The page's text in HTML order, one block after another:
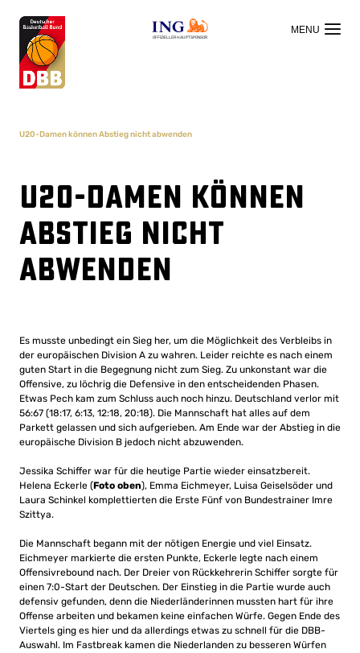
OFFIZIELLER HAUPTSPONSOR
U20-Damen können Abstieg nicht abwenden
U20-Damen können
Abstieg nicht
abwenden
Es musste unbedingt ein Sieg her, um die Möglichkeit des Verbleibs in
der europäischen Division A zu wahren. Leider reichte es nach einem
guten Start in die Begegnung nicht zum Sieg. Zu unkonstant war die
Offensive, zu löchrig die Defensive in den entscheidenden Phasen.
Etwas Pech kam zum Schluss auch noch hinzu. Deutschland verlor mit
56:67 (18:17, 6:13, 12:18, 20:18). Die Mannschaft hat alles auf dem
Parkett gelassen und sich aufgerieben. Am Ende war der Abstieg in die
europäische Division B jedoch nicht abzuwenden.
Jessika Schiffer war für die heutige Partie wieder einsatzbereit.
Helena Eckerle (Foto oben), Emma Eichmeyer, Luisa Geiselsöder und
Laura Schinkel komplettierten die Erste Fünf von Bundestrainer Imre
Szittya.
Die Mannschaft begann mit der nötigen Energie und viel Einsatz.
Eichmeyer markierte die ersten Punkte, Eckerle legte nach einem
Offensivrebound nach. Der Dreier von Rückkehrerin Schiffer sorgte für
einen 7:0-Start der Deutschen. Der Einstieg in die Partie wurde auch
defensiv gefunden, denn die Niederländerinnen mussten hart für ihre
Offense arbeiten und bekamen keine einfachen Würfe. Gegen Ende des
Viertels ging es hier und da allerdings etwas zu schnell für die DBB-
Auswahl. Im Fastbreak kamen die Niederlanden zu besseren Würfen